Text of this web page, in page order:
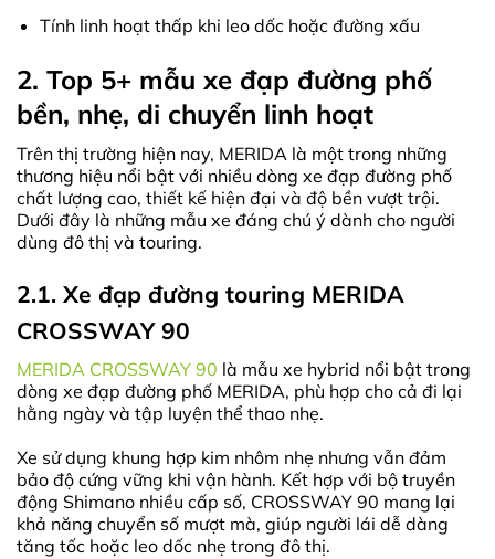
Tính linh hoạt thấp khi leo dốc hoặc đường xấu
2. Top 5+ mẫu xe đạp đường phố
bền, nhẹ, di chuyển linh hoạt
Trên thị trường hiện nay, MERIDA là một trong những
thương hiệu nổi bật với nhiều dòng xe đạp đường phố
chất lượng cao, thiết kế hiện đại và độ bền vượt trội.
Dưới đây là những mẫu xe đáng chú ý dành cho người
dùng đô thị và touring.
2.1. Xe đạp đường touring MERIDA
CROSSWAY 90
MERIDA CROSSWAY 90 là mẫu xe hybrid nổi bật trong
dòng xe đạp đường phố MERIDA, phù hợp cho cả đi lại
hằng ngày và tập luyện thể thao nhẹ.
Xe sử dụng khung hợp kim nhôm nhẹ nhưng vẫn đảm
bảo độ cứng vững khi vận hành. Kết hợp với bộ truyền
động Shimano nhiều cấp số, CROSSWAY 90 mang lại
khả năng chuyển số mượt mà, giúp người lái dễ dàng
tăng tốc hoặc leo dốc nhẹ trong đô thị.